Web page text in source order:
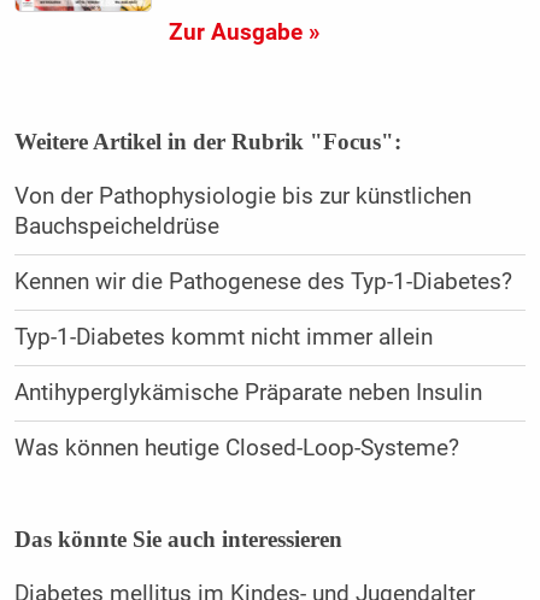
Zur Ausgabe »
Weitere Artikel in der Rubrik "Focus":
Von der Pathophysiologie bis zur künstlichen
Bauchspeicheldrüse
Kennen wir die Pathogenese des Typ-1-Diabetes?
Typ-1-Diabetes kommt nicht immer allein
Antihyperglykämische Präparate neben Insulin
Was können heutige Closed-Loop-Systeme?
Das könnte Sie auch interessieren
Diabetes mellitus im Kindes- und Jugendalter